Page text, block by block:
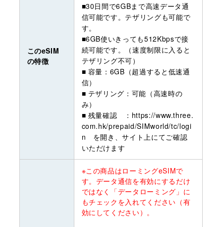
このeSIM
の特徴
■30日間で6GBまで高速データ通
信可能です。テザリングも可能で
す。
■6GB使いきっても512Kbpsで接
続可能です。（速度制限に入ると
テザリング不可）
■ 容量：6GB（超過すると低速通
信）
■ テザリング：可能（高速時の
み）
■ 残量確認 ：https://www.three.
com.hk/prepaid/SIMworld/tc/logi
n を開き、サイト上にてご確認
いただけます
※この商品はローミングeSIMで
す。データ通信を有効にするだけ
ではなく「データローミング」に
もチェックを入れてください（有
効にしてください）。